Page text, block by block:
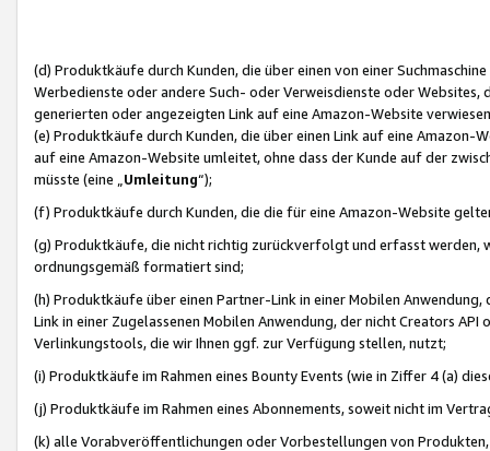
(d) Produktkäufe durch Kunden, die über einen von einer
Werbedienste oder andere Such- oder Verweisdienste oder Websites,
generierten oder angezeigten Link auf eine Amazon-Website
(e) Produktkäufe durch Kunden, die über einen Link auf eine
auf eine Amazon-Website umleitet, ohne dass der Kunde auf der
müsste (eine „ Umleitung“);
(f) Produktkäufe durch Kunden, die die für eine Amazon-Website
(g) Produktkäufe, die nicht richtig zurückverfolgt und erfasst werden,
ordnungsgemäß formatiert sind;
(h) Produktkäufe über einen Partner-Link in einer Mobilen
Link in einer Zugelassenen Mobilen Anwendung, der nicht Creators
Verlinkungstools, die wir Ihnen ggf. zur Verfügung stellen, nutzt;
(i) Produktkäufe im Rahmen eines Bounty Events (wie in Ziffer 4 (a)
(j) Produktkäufe im Rahmen eines Abonnements, soweit nicht im
(k) alle Vorabveröffentlichungen oder Vorbestellungen von